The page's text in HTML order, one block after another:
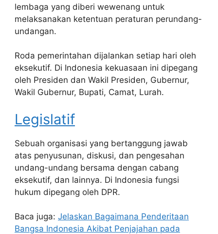
lembaga yang diberi wewenang untuk
melaksanakan ketentuan peraturan perundang-
undangan.
Roda pemerintahan dijalankan setiap hari oleh
eksekutif. Di Indonesia kekuasaan ini dipegang
oleh Presiden dan Wakil Presiden, Gubernur,
Wakil Gubernur, Bupati, Camat, Lurah.
Legislatif
Sebuah organisasi yang bertanggung jawab
atas penyusunan, diskusi, dan pengesahan
undang-undang bersama dengan cabang
eksekutif, dan lainnya. Di Indonesia fungsi
hukum dipegang oleh DPR.
Baca juga: Jelaskan Bagaimana Penderitaan
Bangsa Indonesia Akibat Penjajahan pada